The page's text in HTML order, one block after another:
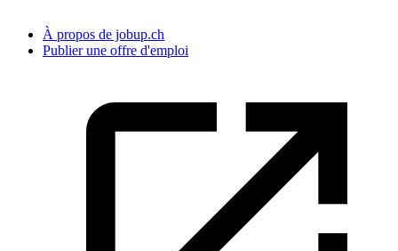
À propos de jobup.ch
Publier une offre d'emploi